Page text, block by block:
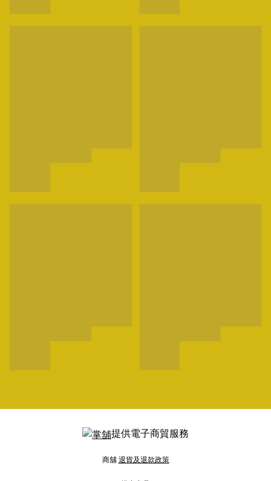
提供電子商貿服務
商舖退貨及退款政策